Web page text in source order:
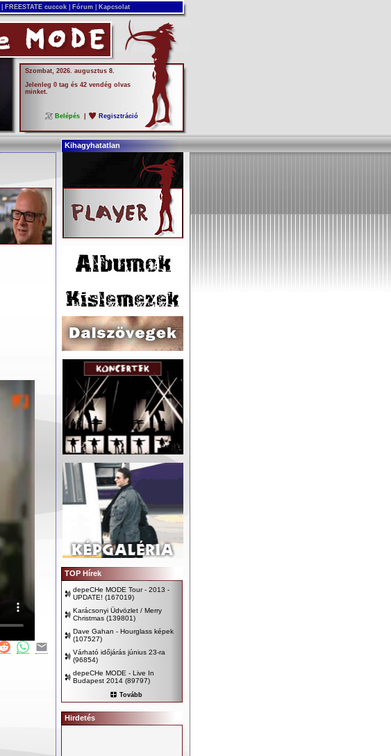
FREESTATE cuccok Fórum Kapcsolat
Szombat, 2026. augusztus 8.
Jelenleg 0 tag és 42 vendég olvas
minket.
Belépés Regisztráció
Kihagyhatatlan
TOP Hírek
depeCHe MODE Tour - 2013 -
UPDATE! (167019)
Karácsonyi Üdvözlet / Merry
Christmas (139801)
Dave Gahan - Hourglass képek
(107527)
Várható időjárás június 23-ra
(96854)
depeCHe MODE - Live In
Budapest 2014 (89797)
Tovább
Hirdetés